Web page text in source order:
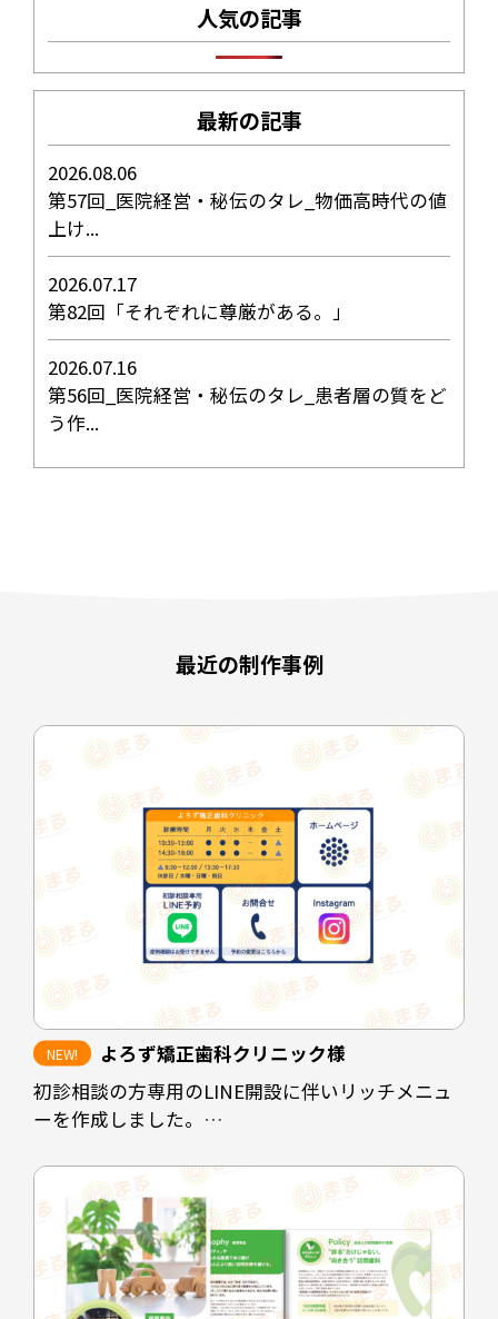
人気の記事
最新の記事
2026.08.06
第57回_医院経営・秘伝のタレ_物価高時代の値
上け...
2026.07.17
第82回「それぞれに尊厳がある。」
2026.07.16
第56回_医院経営・秘伝のタレ_患者層の質をど
う作...
最近の制作事例
よろず矯正歯科クリニック様
初診相談の方専用のLINE開設に伴いリッチメニュ
ーを作成しました。
れた方や、電話予約に抵抗のある方に対して予約
を取りやすくすることが目的です。
診療時間を掲載することで患者様にも予約可能な
時間の選定をスムーズにし、ホームページや
instagramなど情報発信の場も見ていただけるよう
な配置にしています。